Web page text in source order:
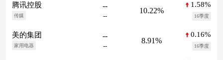
腾讯控股
传媒
--
--
10.22%
1.58%
16季度
美的集团
家用电器
--
--
8.91%
0.16%
16季度